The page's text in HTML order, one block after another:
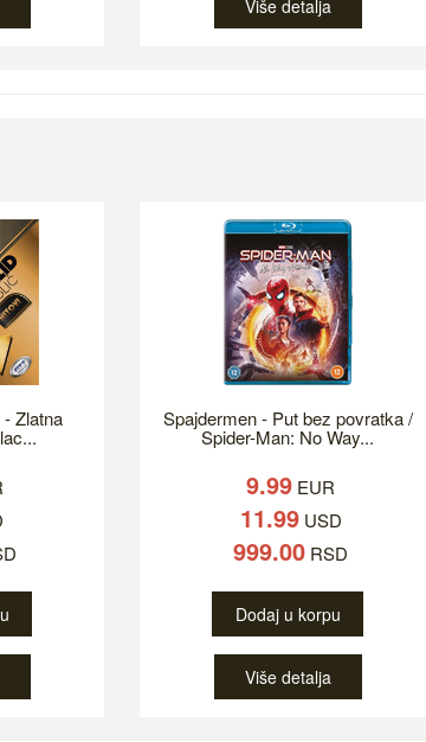
Više detalja
Zlatna Spajdermen - Put bez povratka /
Spider-Man: No Way...
9.99 EUR
11.99USD
999.00 RSD
Dodaj u korpu
Više detalja